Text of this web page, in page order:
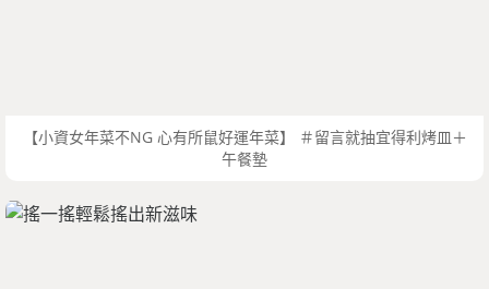
【小資女年菜不NG 心有所鼠好運年菜】 ＃留言就抽宜得利烤皿＋
午餐墊